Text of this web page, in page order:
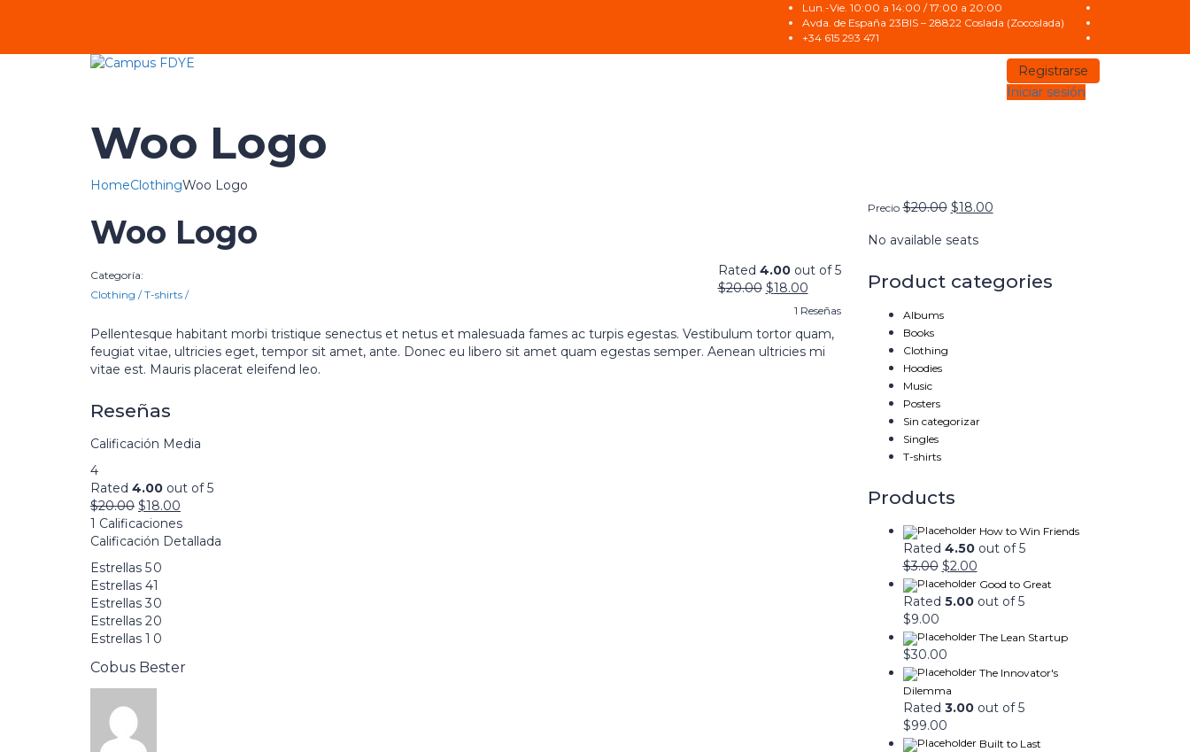
Lun.-Vie. 10:00 a 14:00 / 17:00 a 20:00
Avda. de España 23BIS – 28822 Coslada (Zocoslada)
+34 615 293 471
Registrarse
Iniciar sesión
Woo Logo
HomeClothingWoo Logo
Woo Logo
Categoría:
Clothing / T-shirts /
Rated 4.00out of 5
$20.00 $18.00
1 Reseñas
Pellentesque habitant morbi tristique senectus et netus et malesuada fames ac turpis egestas. Vestibulum tortor quam,
feugiat vitae, ultricies eget, tempor sit amet, ante. Donec eu libero sit amet quam egestas semper. Aenean ultricies mi
vitae est. Mauris placerat eleifend leo.
Reseñas
Calificación Media
4
Rated 4.00 out of 5
$20.00 $18.00
1 Calificaciones
Calificación Detallada
Estrellas 50
Estrellas 41
Estrellas 30
Estrellas 20
Estrellas 1 0
Cobus Bester
Precio $20.00 $18.00
No available seats
Product categories
Albums
Books
Clothing
Hoodies
Music
Posters
Sin categorizar
Singles
T-shirts
Products
How to Win Friends
Rated 4.50out of 5
$3.00 $2.00
Good to Great
Rated 5.00out of 5
$9.00
The Lean Startup
$30.00
The Innovator's
Dilemma
Rated 3.00out of 5
$99.00
Built to Last